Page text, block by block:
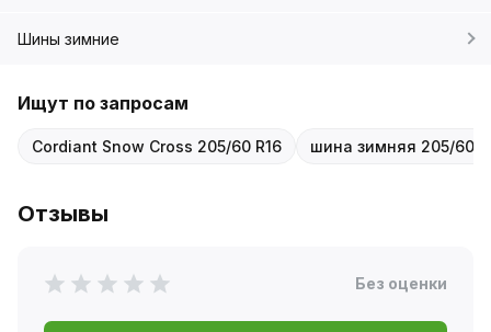
Шины зимние
Ищут по запросам
Cordiant Snow Cross 205/60 R16 шина зимняя 205/60
Отзывы
Без оценки